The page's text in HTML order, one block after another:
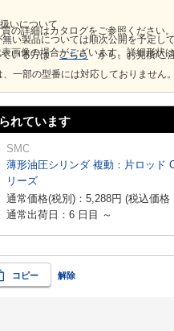
いについて
い製品については順次公開を予定して
ている方はこちら から、お見積/ご
の詳細はカタログをご参照ください。
画像の場合がございます。詳細形状
一部の型番には対応しておりません。
れています
SMC
薄形油圧シリンダ 複動：片ロッド
リーズ
通常価格(税別)： 5,288円 (税込価格
通常出荷日：6 日目 ～
コピー 解除